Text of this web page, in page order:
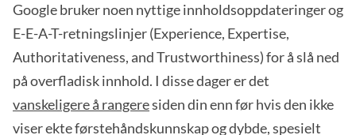
Google bruker noen nyttige innholdsoppdateringer og
E-E-A-T-retningslinjer (Experience, Expertise,
Authoritativeness, and Trustworthiness) for å slå ned
på overfladisk innhold. I disse dager er det
vanskeligere å rangeresiden din enn før hvis den ikke
viser ekte førstehåndskunnskap og dybde, spesielt